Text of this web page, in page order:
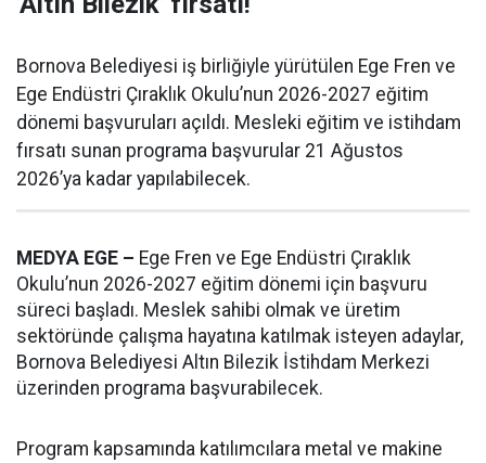
Bornova Belediyesi iş birliğiyle yürütülen Ege Fren ve
Ege Endüstri Çıraklık Okulu’nun 2026-2027 eğitim
dönemi başvuruları açıldı. Mesleki eğitim ve istihdam
fırsatı sunan programa başvurular 21 Ağustos
2026’ya kadar yapılabilecek.
MEDYA EGE – Ege Fren ve Ege Endüstri Çıraklık
Okulu’nun 2026-2027 eğitim dönemi için başvuru
süreci başladı. Meslek sahibi olmak ve üretim
sektöründe çalışma hayatına katılmak isteyen adaylar,
Bornova Belediyesi Altın Bilezik İstihdam Merkezi
üzerinden programa başvurabilecek.
Program kapsamında katılımcılara metal ve makine